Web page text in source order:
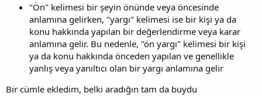
"Ön" kelimesi bir şeyin önünde veya öncesinde
anlamına gelirken, "yargı" kelimesi ise bir kişi ya da
konu hakkında yapılan bir değerlendirme veya karar
anlamına gelir. Bu nedenle, "ön yargı" kelimesi bir kişi
ya da konu hakkında önceden yapılan ve genellikle
yanlış veya yanıltıcı olan bir yargı anlamına gelir
Bir cümle ekledim, belki aradığın tam da buydu